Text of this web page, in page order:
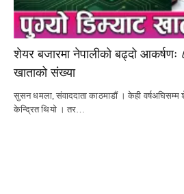
शेयर बजारमा नेपालीको बढ्दो आकर्षणः
खाताको संख्या
सुसन धमला, संवाददाता काठमाडौं । केही वर्षअघिसम्म
केन्द्रित थियो । तर…